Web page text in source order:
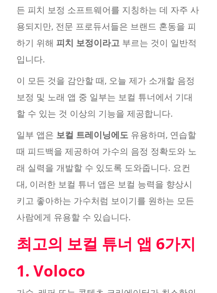
든 피치 보정 소프트웨어를 지칭하는 데 자주 사
용되지만, 전문 프로듀서들은 브랜드 혼동을 피
하기 위해 피치 보정이라고부르는 것이 일반적
입니다.
이 모든 것을 감안할 때, 오늘 제가 소개할 음정
보정 및 노래 앱 중 일부는 보컬 튜너에서 기대
할 수 있는 것 이상의 기능을 제공합니다.
일부 앱은 보컬 트레이닝에도유용하며, 연습할
때 피드백을 제공하여 가수의 음정 정확도와 노
래 실력을 개발할 수 있도록 도와줍니다. 요컨
대, 이러한 보컬 튜너 앱은 보컬 능력을 향상시
키고 좋아하는 가수처럼 보이기를 원하는 모든
사람에게 유용할 수 있습니다.
최고의 보컬 튜너 앱 6가지
1. Voloco